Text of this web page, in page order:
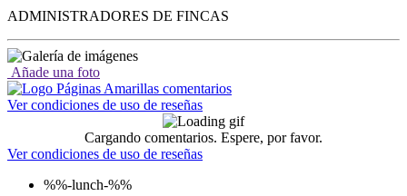
ADMINISTRADORES DE FINCAS
Añade una foto
Ver condiciones de uso de reseñas
Cargando comentarios. Espere, por favor.
Ver condiciones de uso de reseñas
%%-lunch-%%